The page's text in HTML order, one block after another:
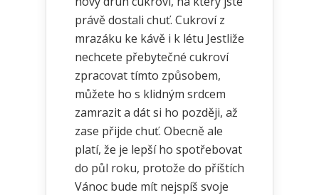
právě dostali chuť. Cukroví z
mrazáku ke kávě i k létu Jestliže
nechcete přebytečné cukroví
zpracovat tímto způsobem,
můžete ho s klidným srdcem
zamrazit a dát si ho později, až
zase přijde chuť. Obecně ale
platí, že je lepší ho spotřebovat
do půl roku, protože do příštích
Vánoc bude mít nejspíš svoje